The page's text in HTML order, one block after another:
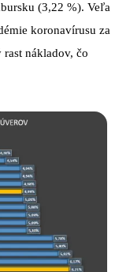
(3,22 %). Veľa
koronavírusu za
nákladov, čo